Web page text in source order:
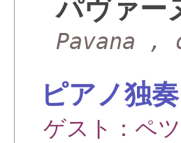
パヴァー
Pavana ,
ピアノ独奏
ゲスト：ペ